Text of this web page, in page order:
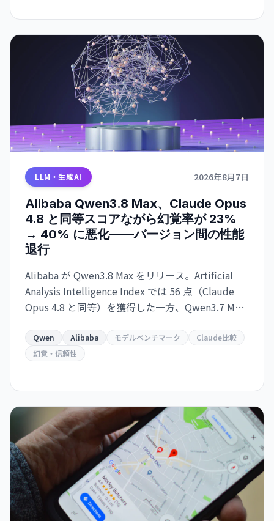
LLM・生成AI 2026年8月7日
Alibaba Qwen3.8 Max、Claude Opus
4.8 と同等スコアながら幻覚率が 23%
→ 40% に悪化——バージョン間の性能
退行
Alibaba が Qwen3.8 Max をリリース。Artificial
Analysis Intelligence Index では 56 点（Claude
Opus 4.8 と同等）を獲得した一方、Qwen3.7 Max
りのコスト効率も悪化し、実用性を疑問視する声
も。
Qwen Alibaba モデルベンチマーク
Claude比較
幻覚・信頼性